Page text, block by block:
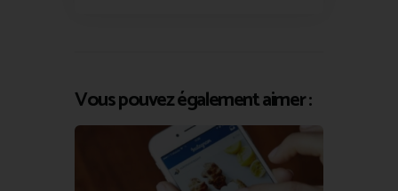
Vous pouvez également aimer :